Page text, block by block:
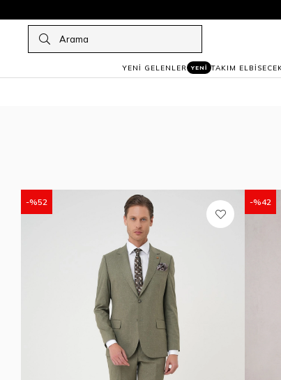
YENİ
YENİ GELENLER TAKIM ELBİSE
%52 %42